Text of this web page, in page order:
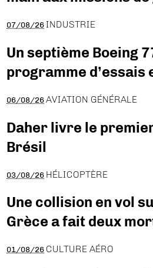
07/08/26 INDUSTRIE
Un septième Boeing
programme d’essais
06/08/26 AVIATION GÉNÉRALE
Daher livre le
Brésil
03/08/26 HÉLICOPTÈRE
Une collision en vol
Grèce a fait deux
01/08/26 CULTURE AÉRO